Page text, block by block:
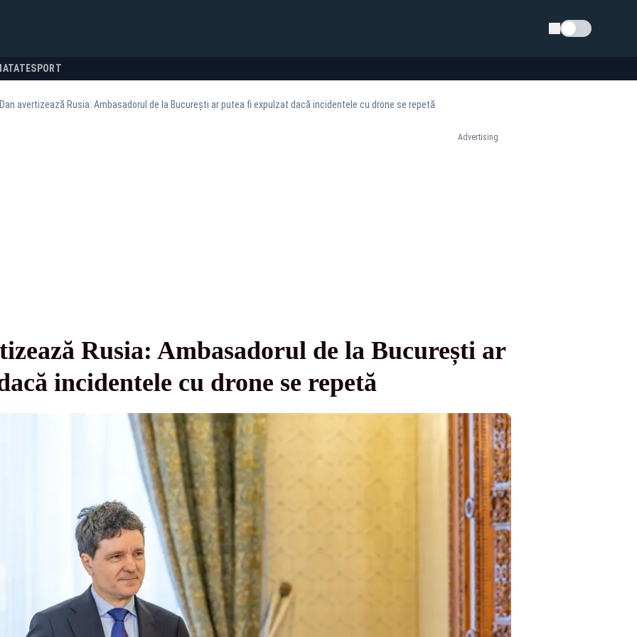
Schimba tema
SPORT
avertizează Rusia: Ambasadorul de la București ar putea fi expulzat dacă incidentele cu drone se repetă
Advertising
Rusia: Ambasadorul de la București ar
incidentele cu drone se repetă